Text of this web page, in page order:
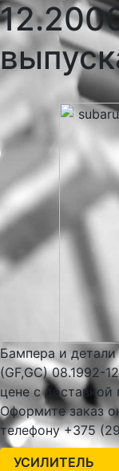
Бампера и
(GF,GC) 08.1992-
цене с
Оформите заказ
телефону +375
УСИЛИТЕЛЬ